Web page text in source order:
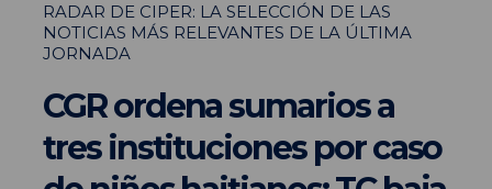
RADAR DE CIPER: LA SELECCIÓN DE LAS
NOTICIAS MÁS RELEVANTES DE LA ÚLTIMA
JORNADA
CGR ordena sumarios a
tres instituciones por caso